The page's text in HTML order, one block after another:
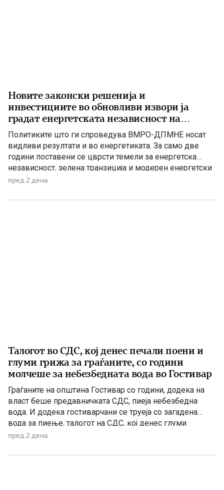
Новите законски решенија и
инвестициите во обновливи извори ја
градат енергетската независност на
Македонија
Политиките што ги спроведува ВМРО-ДПМНЕ носат
видливи резултати и во енергетиката. За само две
години поставени се цврсти темели за енергетска
независност, зелена транзиција и модерен енергетски
систем кој ќе обезбеди сигурност, нови инвестиции и
има нов Закон за енергетика, усогласен со европските
пред 2 дена
Талогот во СДС, кој денес печали поени и
глуми грижа за граѓаните, со години
молчеше за небезбедната вода во Гостивар
Граѓаните на општина Гостивар со години, додека на
власт беше предавничката СДС, пиеја небезбедна
вода. И додека гостиварчани се труеја со загадена
вода за пиење, талогот на СДС, кој денес глуми
загриженост, само за да ќари некој беден политички
анализи, во повеќе наврати во гостиварскиот
пред 2 дена